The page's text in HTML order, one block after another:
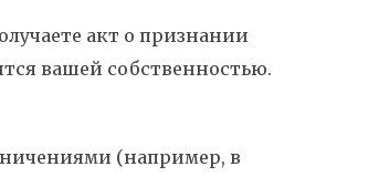
акт о признании
вашей собственностью.
(например, в